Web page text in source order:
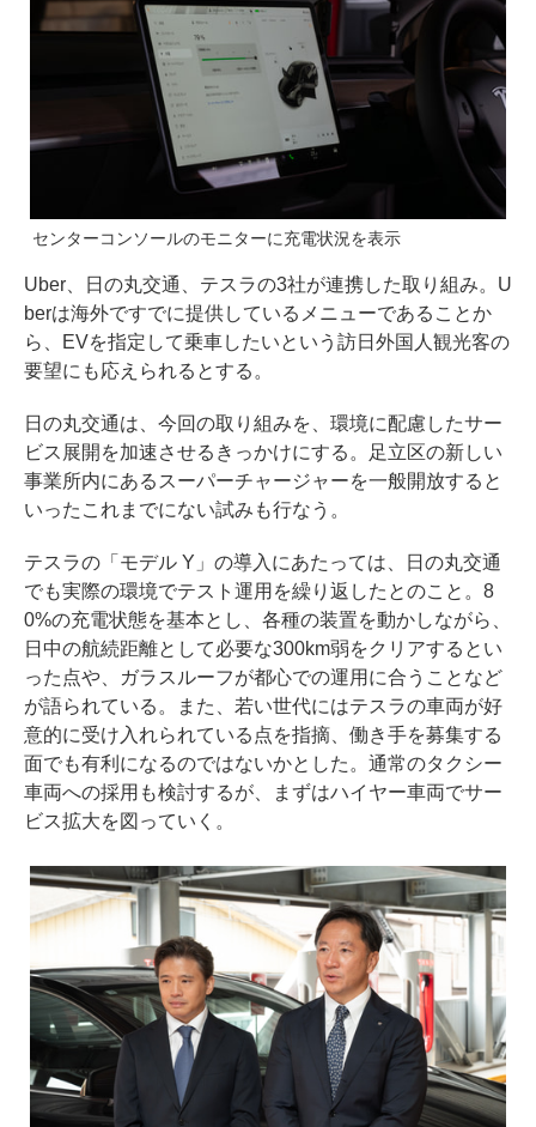
センターコンソールのモニターに充電状況を表示
Uber、日の丸交通、テスラの3社が連携した取り組み。U
berは海外ですでに提供しているメニューであることか
ら、EVを指定して乗車したいという訪日外国人観光客の
要望にも応えられるとする。
日の丸交通は、今回の取り組みを、環境に配慮したサー
ビス展開を加速させるきっかけにする。足立区の新しい
事業所内にあるスーパーチャージャーを一般開放すると
いったこれまでにない試みも行なう。
テスラの「モデル Y」の導入にあたっては、日の丸交通
でも実際の環境でテスト運用を繰り返したとのこと。8
0%の充電状態を基本とし、各種の装置を動かしながら、
日中の航続距離として必要な300km弱をクリアするとい
った点や、ガラスルーフが都心での運用に合うことなど
が語られている。また、若い世代にはテスラの車両が好
意的に受け入れられている点を指摘、働き手を募集する
面でも有利になるのではないかとした。通常のタクシー
車両への採用も検討するが、まずはハイヤー車両でサー
ビス拡大を図っていく。